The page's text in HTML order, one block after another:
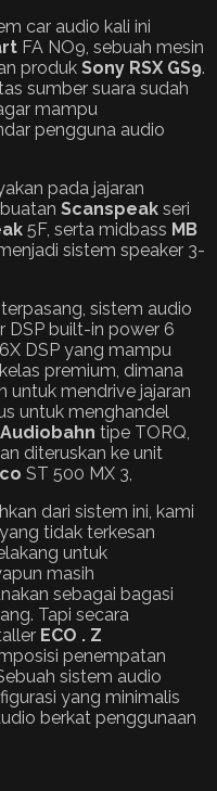
car audio kali ini
FA NO9, sebuah mesin
produk Sony RSX GS9.
sumber suara sudah
mampu
pengguna audio
pada jajaran
Scanspeak seri
5F, serta midbass MB
sistem speaker 3-
sistem audio
DSP built-in power 6
DSP yang mampu
premium, dimana
untuk mendrive jajaran
untuk menghandel
Audiobahn tipe TORQ,
diteruskan ke unit
ST 500 MX 3,
dari sistem ini, kami
tidak terkesan
untuk
masih
sebagai bagasi
Tapi secara
ECO . Z
penempatan
sistem audio
yang minimalis
berkat penggunaan